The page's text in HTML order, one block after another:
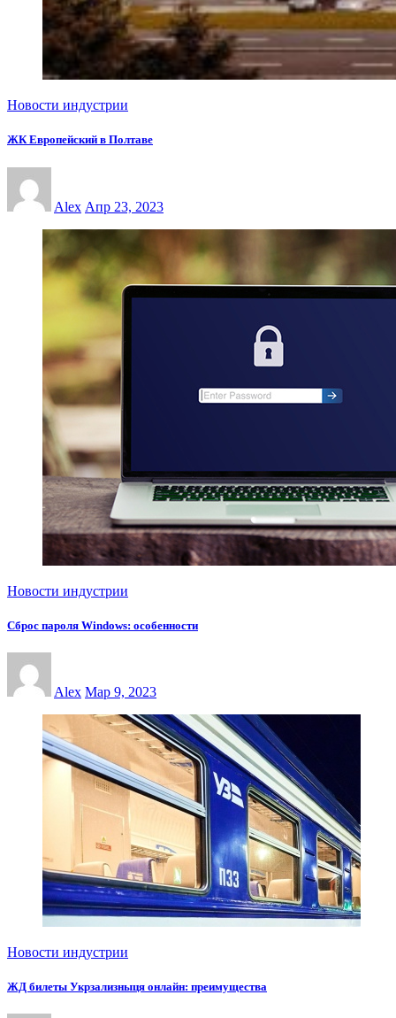
Новости индустрии
ЖК Европейский в Полтаве
Alex Апр 23, 2023
Новости индустрии
Сброс пароля Windows: особенности
Alex Мар 9, 2023
Новости индустрии
ЖД билеты Укрзализныця онлайн: преимущества